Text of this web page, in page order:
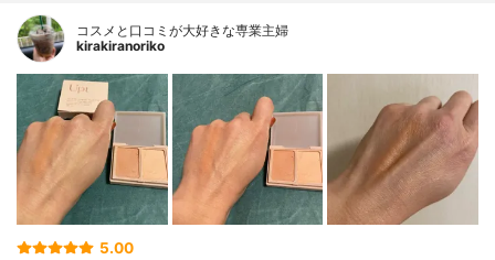
コスメと口コミが大好きな専業主婦
kirakiranoriko
5.00